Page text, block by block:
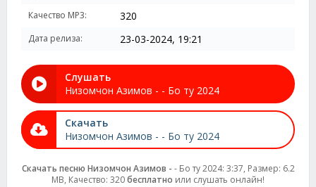
Качество MP3: 320
Дата релиза: 23-03-2024, 19:21
Слушать
Низомчон Азимов - - Бо ту 2024
Скачать
Низомчон Азимов - - Бо ту 2024
Скачать песню Низомчон Азимов - - Бо ту 2024: 3:37, Размер: 6.2
MB, Качество: 320бесплатно или слушать онлайн!